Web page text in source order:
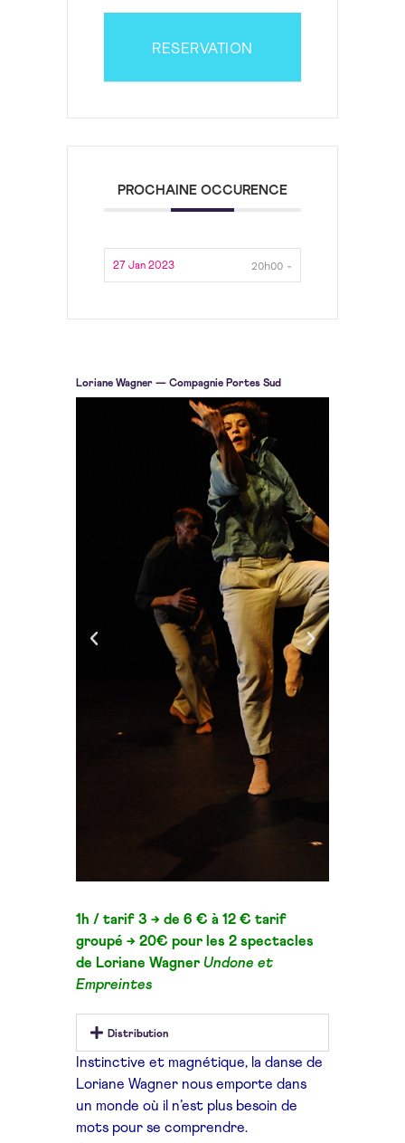
RESERVATION
PROCHAINE OCCURENCE
27 Jan 2023 20h00 -
Loriane Wagner — Compagnie Portes Sud
1h / tarif 3 → de 6 € à 12 € tarif
groupé → 20€ pour les 2 spectacles
de Loriane Wagner Undone et
Empreintes
Distribution
Instinctive et magnétique, la danse de
Loriane Wagner nous emporte dans
un monde où il n’est plus besoin de
mots pour se comprendre.